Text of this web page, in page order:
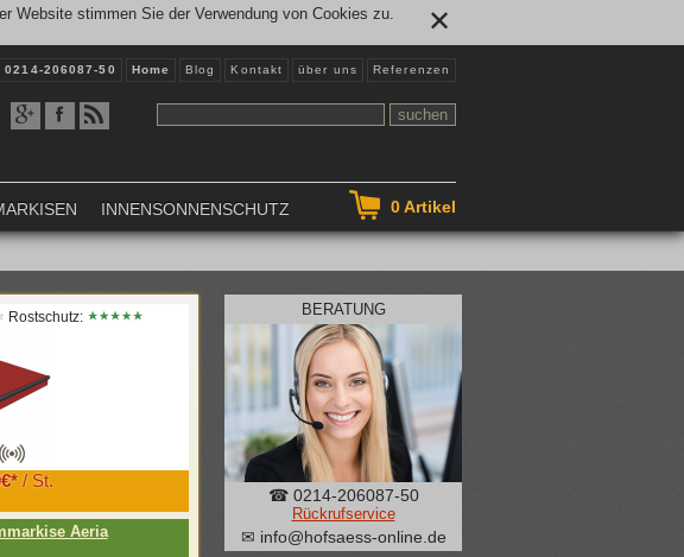
Website stimmen Sie der Verwendung von Cookies zu.
✕
0214-206087-50 Home Blog Kontakt über uns Referenzen
0Artikel
INNENSONNENSCHUTZ
Rostschutz:
/ St.
Aeria
BERATUNG
☎ 0214-206087-50
Rückrufservice
✉ info@hofsaess-online.de